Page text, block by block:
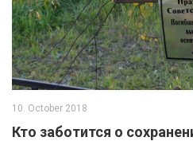
10. October 2018
Кто заботится о